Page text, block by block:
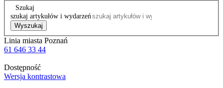
Szukaj
szukaj artykułów i wydarzeń
Wyszukaj
Linia miasta Poznań
61 646 33 44
Dostępność
Wersja kontrastowa